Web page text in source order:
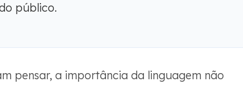
público.
pensar, a importância da linguagem não